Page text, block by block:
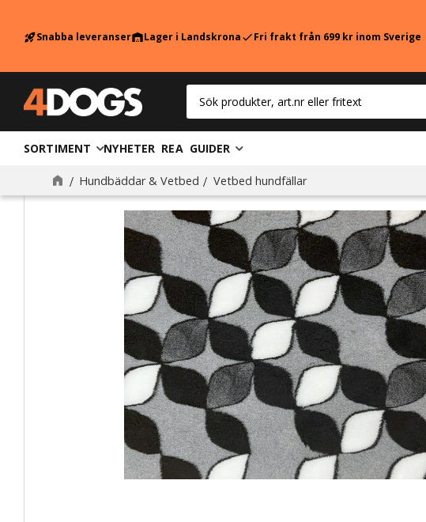
rocket_launchSnabba leveranserwarehouseLager i LandskronacheckFri frakt från 699 kr inom Sverige
SORTIMENT NYHETER REA GUIDER
Hundbäddar & Vetbed Vetbed hundfällar